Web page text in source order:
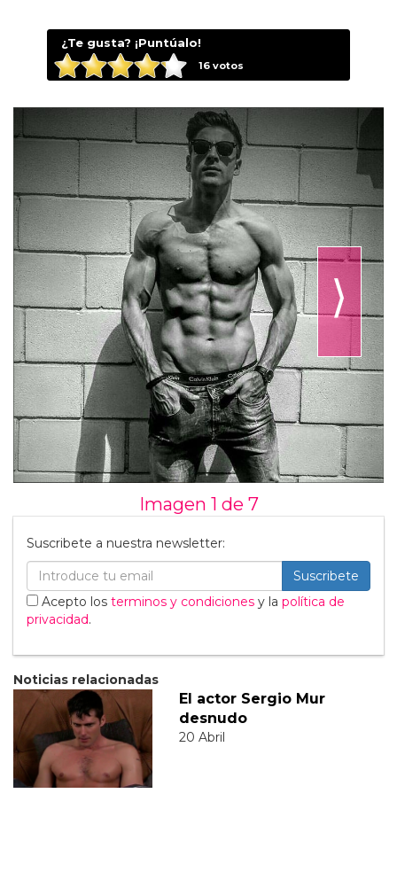
¿Te gusta? ¡Puntúalo!
16votos
⟩
Imagen 1 de 7
Suscribete a nuestra newsletter:
Suscribete
Acepto los terminos y condiciones y la política de
privacidad.
Noticias relacionadas
El actor Sergio Mur
desnudo
20 Abril